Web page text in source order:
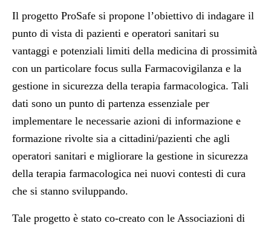
Il progetto ProSafe si propone l’obiettivo di indagare il
punto di vista di pazienti e operatori sanitari su
vantaggi e potenziali limiti della medicina di prossimità
con un particolare focus sulla Farmacovigilanza e la
gestione in sicurezza della terapia farmacologica. Tali
dati sono un punto di partenza essenziale per
implementare le necessarie azioni di informazione e
formazione rivolte sia a cittadini/pazienti che agli
operatori sanitari e migliorare la gestione in sicurezza
della terapia farmacologica nei nuovi contesti di cura
che si stanno sviluppando.
Tale progetto è stato co-creato con le Associazioni di